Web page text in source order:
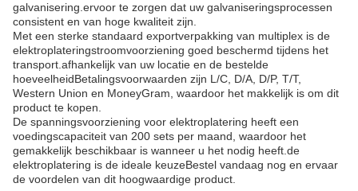
galvanisering.ervoor te zorgen dat uw galvaniseringsprocessen
consistent en van hoge kwaliteit zijn.
Met een sterke standaard exportverpakking van multiplex is de
elektroplateringstroomvoorziening goed beschermd tijdens het
transport.afhankelijk van uw locatie en de bestelde
hoeveelheidBetalingsvoorwaarden zijn L/C, D/A, D/P, T/T,
Western Union en MoneyGram, waardoor het makkelijk is om dit
product te kopen.
De spanningsvoorziening voor elektroplatering heeft een
voedingscapaciteit van 200 sets per maand, waardoor het
gemakkelijk beschikbaar is wanneer u het nodig heeft.de
elektroplatering is de ideale keuzeBestel vandaag nog en ervaar
de voordelen van dit hoogwaardige product.